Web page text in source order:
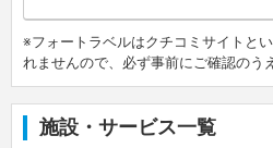
※フォートラベルはクチコミサイトと
れませんので、必ず事前にご確認のう
施設・サービス一覧